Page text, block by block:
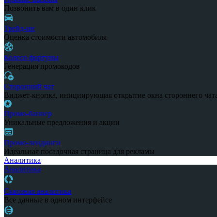
Позвонить вам в один клик
Трейд-ин
Оценка стоимости автомобиля
Колесо фортуны
Генерация промокодов
Сторонний чат
Виджет-кнопка, инициирующая открытие окна стороннего
Промо-баннер
Уникальные предложения и акции
Промо-лендинги
Идеальная посадочная страница для рекламы
Аналитика
Аналитика
Сквозная аналитика
Все данные в одном интерфейсе